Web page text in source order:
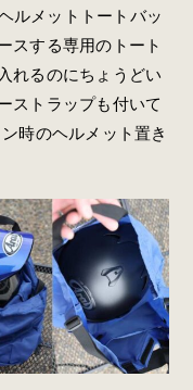
ルメットトートバッ
スする専用のトート
れるのにちょうどい
ストラップも付いて
時のヘルメット置き